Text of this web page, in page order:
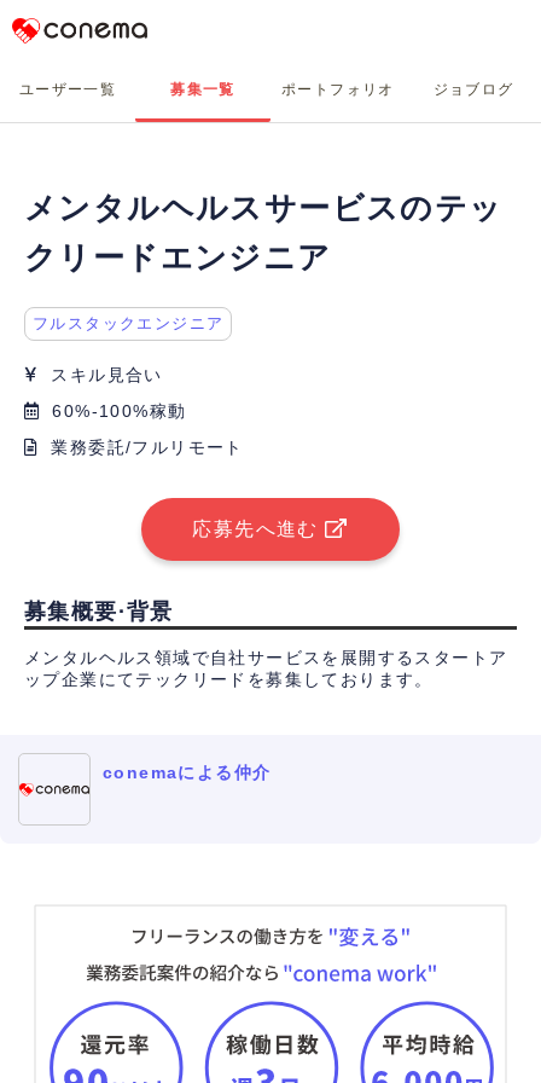
Conema
ユーザー一覧 募集一覧 ポートフォリオ ジョブログ
メンタルヘルスサービスのテッ
クリードエンジニア
フルスタックエンジニア
スキル見合い
60%-100%稼動
業務委託/フルリモート
応募先へ進む
募集概要·背景
メンタルヘルス領域で自社サービスを展開するスタートア
ップ企業にてテックリードを募集しております。
conemaによる仲介